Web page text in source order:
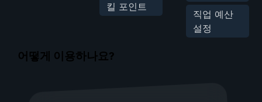
킬 포인트
직업 예산
설정
어떻게 이용하나요?